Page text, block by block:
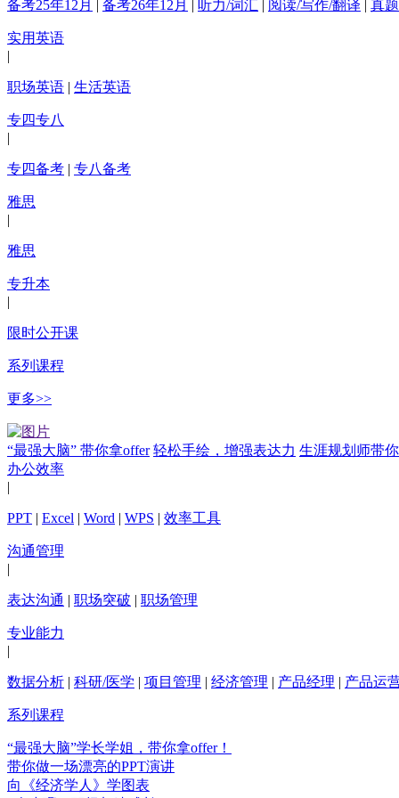
备考25年12月 | 备考26年12月 | 听力/词汇 | 阅读/写作/翻译 | 真
实用英语
|
职场英语 | 生活英语
专四专八
|
专四备考 | 专八备考
雅思
|
雅思
专升本
|
限时公开课
系列课程
更多>>
“最强大脑” 带你拿offer 轻松手绘，增强表达力 生涯规划师带
办公效率
|
PPT | Excel | Word | WPS | 效率工具
沟通管理
|
表达沟通 | 职场突破 | 职场管理
专业能力
|
数据分析 | 科研/医学 | 项目管理 | 经济管理 | 产品经理 | 产品运
系列课程
“最强大脑”学长学姐，带你拿offer！
带你做一场漂亮的PPT演讲
向《经济学人》学图表